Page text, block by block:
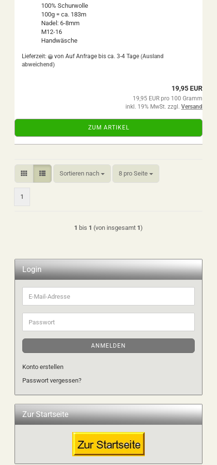
100% Schurwolle
100g = ca. 183m
Nadel: 6-8mm
M12-16
Handwäsche
Lieferzeit: von Auf Anfrage bis ca. 3-4 Tage (Ausland
abweichend)
19,95 EUR
19,95 EUR pro 100 Gramm
inkl. 19% MwSt. zzgl. Versand
ZUM ARTIKEL
Sortieren nach
Sortieren nach 8 pro Seite
pro Seite
1
1 bis 1 (von insgesamt 1)
Login
E-
Mail-
Adresse
Passwort
ANMELDEN
Konto erstellen
Passwort vergessen?
Zur Startseite